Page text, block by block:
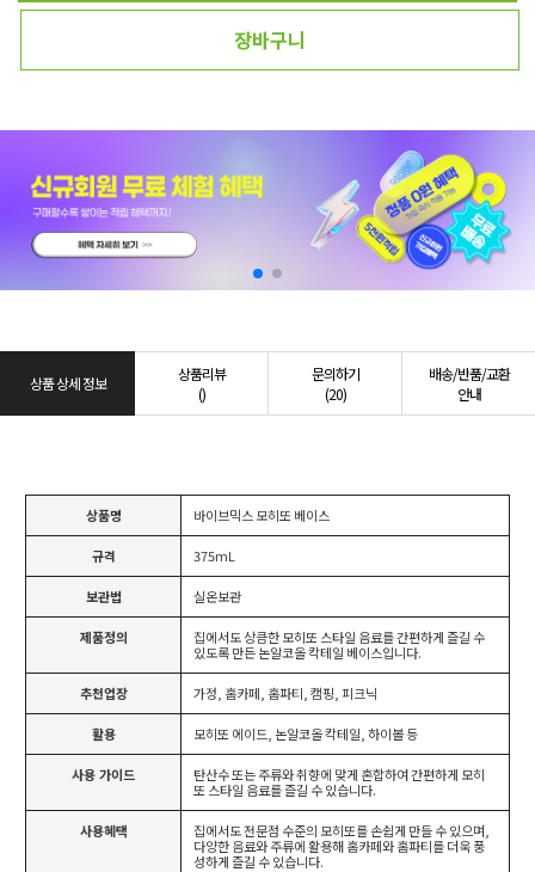
장바구니
상품 상세 정보
상품리뷰
()
문의하기
(20)
배송/반품/교환
안내
상품명 바이브믹스 모히또 베이스
규격 375mL
보관법 실온보관
제품정의
집에서도 상큼한 모히또 스타일 음료를 간편하게 즐길 수
있도록 만든 논알코올 칵테일 베이스입니다.
추천업장 가정, 홈카페, 홈파티, 캠핑, 피크닉
활용 모히또 에이드, 논알코올 칵테일, 하이볼 등
사용 가이드
탄산수 또는 주류와 취향에 맞게 혼합하여 간편하게 모히
또 스타일 음료를 즐길 수 있습니다.
사용혜택
집에서도 전문점 수준의 모히또를 손쉽게 만들 수 있으며,
다양한 음료와 주류에 활용해 홈카페와 홈파티를 더욱 풍
성하게 즐길 수 있습니다.